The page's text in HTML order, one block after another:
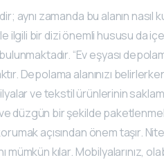
zamanda bu alanın nasıl
bir dizi önemli hususu da
“Ev eşyası
Depolama alanınızı
ve tekstil ürünlerinin
düzgün bir şekilde
açısından önem taşır.
mümkün kılar. Mobilyalarınız,